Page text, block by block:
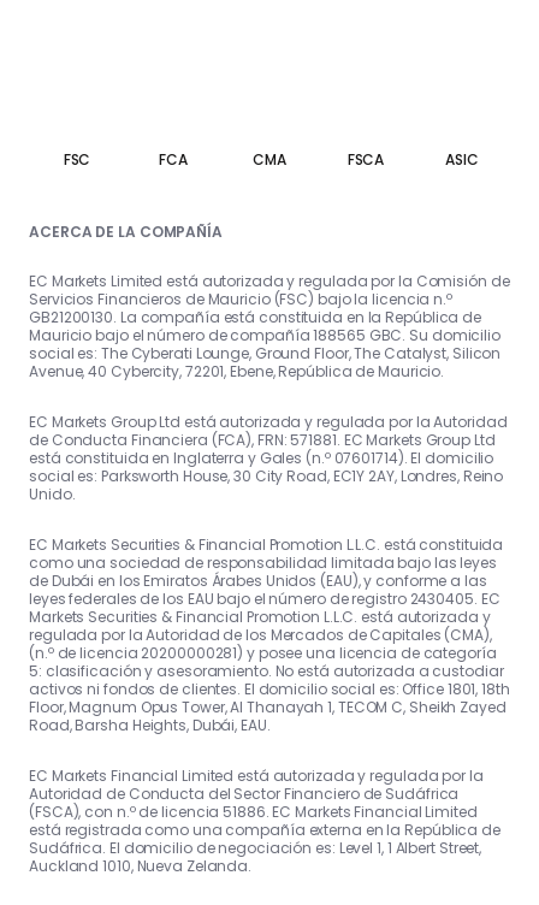
expectativas de los
inversores puede
ayudar a explicar por
qué los precios de las
acciones a veces se
mueven de formas
inesperadas tras los
anuncios de
resultados.
FSC FCA CMA FSCA ASIC
ACERCA DE LA COMPAÑÍA
EC Markets Limited está autorizada y regulada por la Comisión de
Servicios Financieros de Mauricio (FSC) bajo la licencia n.º
GB21200130. La compañía está constituida en la República de
Mauricio bajo el número de compañía 188565 GBC. Su domicilio
social es: The Cyberati Lounge, Ground Floor, The Catalyst, Silicon
Avenue, 40 Cybercity, 72201, Ebene, República de Mauricio.
EC Markets Group Ltd está autorizada y regulada por la Autoridad
de Conducta Financiera (FCA), FRN: 571881. EC Markets Group Ltd
está constituida en Inglaterra y Gales (n.º 07601714). El domicilio
social es: Parksworth House, 30 City Road, EC1Y 2AY, Londres, Reino
Unido.
EC Markets Securities & Financial Promotion L.L.C. está constituida
como una sociedad de responsabilidad limitada bajo las leyes
de Dubái en los Emiratos Árabes Unidos (EAU), y conforme a las
leyes federales de los EAU bajo el número de registro 2430405. EC
Markets Securities & Financial Promotion L.L.C. está autorizada y
regulada por la Autoridad de los Mercados de Capitales (CMA),
(n.º de licencia 20200000281) y posee una licencia de categoría
5: clasificación y asesoramiento. No está autorizada a custodiar
activos ni fondos de clientes. El domicilio social es: Office 1801, 18th
Floor, Magnum Opus Tower, Al Thanayah 1, TECOM C, Sheikh Zayed
Road, Barsha Heights, Dubái, EAU.
EC Markets Financial Limited está autorizada y regulada por la
Autoridad de Conducta del Sector Financiero de Sudáfrica
(FSCA), con n.º de licencia 51886. EC Markets Financial Limited
está registrada como una compañía externa en la República de
Sudáfrica. El domicilio de negociación es: Level 1, 1 Albert Street,
Auckland 1010, Nueva Zelanda.